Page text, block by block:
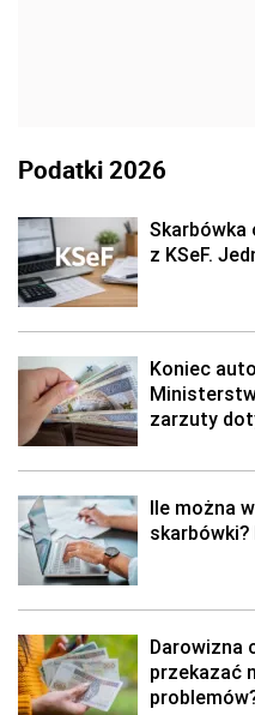
Podatki 2026
Skarbówka
z KSeF.
Koniec
zarzuty
Ile można
Darowizna
przekazać